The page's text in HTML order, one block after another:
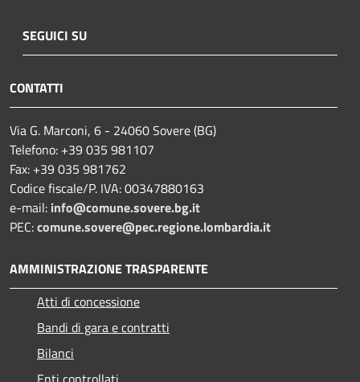
SEGUICI SU
CONTATTI
Via G. Marconi, 6 - 24060 Sovere (BG)
Telefono: +39 035 981107
Fax: +39 035 981762
Codice fiscale/P. IVA: 00347880163
e-mail: info@comune.sovere.bg.it
PEC:comune.sovere@pec.regione.lombardia.it
AMMINISTRAZIONE TRASPARENTE
Atti di concessione
Bandi di gara e contratti
Bilanci